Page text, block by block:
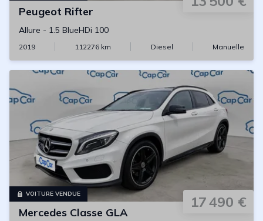
Peugeot Rifter
Allure - 1.5 BlueHDi 100
2019 112276 km Diesel Manuelle
VOITURE VENDUE 17 490 €
Mercedes Classe GLA